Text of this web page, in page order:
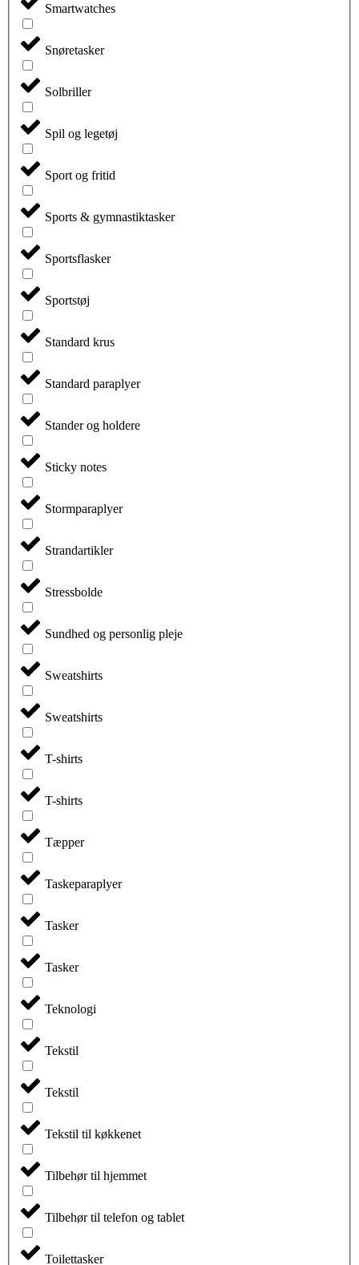
Smartwatches
Snøretasker
Solbriller
Spil og legetøj
Sport og fritid
Sports & gymnastiktasker
Sportsflasker
Sportstøj
Standard krus
Standard paraplyer
Stander og holdere
Sticky notes
Stormparaplyer
Strandartikler
Stressbolde
Sundhed og personlig pleje
Sweatshirts
Sweatshirts
T-shirts
T-shirts
Tæpper
Taskeparaplyer
Tasker
Tasker
Teknologi
Tekstil
Tekstil
Tekstil til køkkenet
Tilbehør til hjemmet
Tilbehør til telefon og tablet
Toilettasker